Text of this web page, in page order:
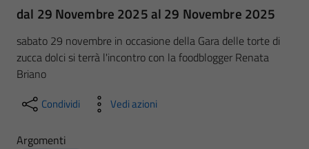
dal 29 Novembre 2025 al 29 Novembre 2025
sabato 29 novembre in occasione della Gara delle torte di
zucca dolci si terrà l'incontro con la foodblogger Renata
Briano
Condividi Vedi azioni
Argomenti